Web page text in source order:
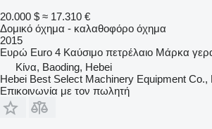
20.000 $ ≈ 17.310 €
Δομικό όχημα - καλαθοφόρο όχημα
2015
Ευρώ Euro 4 Καύσιμο πετρέλαιο Μάρκα
Κίνα, Baoding, Hebei
Hebei Best Select Machinery Equipment Co.,
Επικοινωνία με τον πωλητή